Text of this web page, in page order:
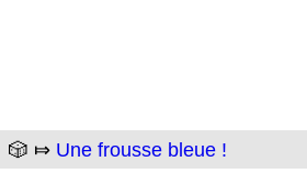
🎲 ⤇ Une frousse bleue !